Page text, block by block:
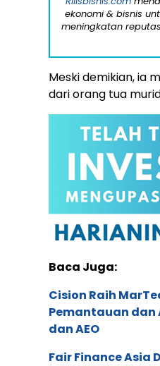
ekonomi & bisnis
meningkatan
Meski demikian, ia
dari orang tua
Baca Juga:
Cision Raih
Pemantauan dan
dan AEO
Fair Finance Asia